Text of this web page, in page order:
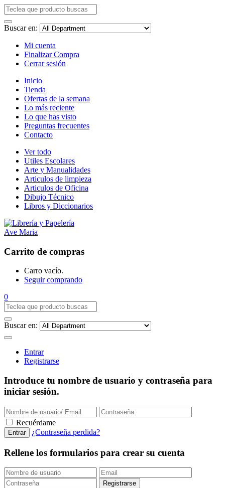
Buscar en:
Mi cuenta
Finalizar Compra
Cerrar sesión
Inicio
Tienda
Ofertas de la semana
Lo más reciente
Lo que has visto
Preguntas frecuentes
Contacto
Ver todo
Utiles Escolares
Arte y Manualidades
Articulos de limpieza
Articulos de Oficina
Dibujo Técnico
Libros y Diccionarios
Carrito de compras
Carro vacío.
Seguir comprando
0
Buscar en:
Entrar
Registrarse
Introduce tu nombre de usuario y contraseña para
iniciar sesión.
Recuérdame
¿Contraseña perdida?
Rellene los formularios para crear su cuenta